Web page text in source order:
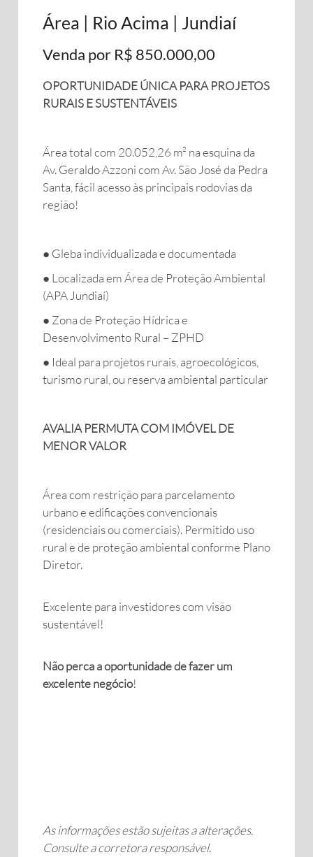
Área | Rio Acima | Jundiaí
Venda por R$ 850.000,00
OPORTUNIDADE ÚNICA PARA PROJETOS
RURAIS E SUSTENTÁVEIS
Área total com 20.052,26 m² na esquina da
Av. Geraldo Azzoni com Av. São José da Pedra
Santa, fácil acesso às principais rodovias da
região!
● Gleba individualizada e documentada
● Localizada em Área de Proteção Ambiental
(APA Jundiaí)
● Zona de Proteção Hídrica e
Desenvolvimento Rural – ZPHD
● Ideal para projetos rurais, agroecológicos,
turismo rural, ou reserva ambiental particular
AVALIA PERMUTA COM IMÓVEL DE
MENOR VALOR
Área com restrição para parcelamento
urbano e edificações convencionais
(residenciais ou comerciais). Permitido uso
rural e de proteção ambiental conforme Plano
Diretor.
Excelente para investidores com visão
sustentável!
Não perca a oportunidade de fazer um
excelente negócio!
As informações estão sujeitas a alterações.
Consulte a corretora responsável.